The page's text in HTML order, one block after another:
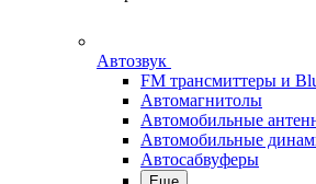
Автозвук
FM трансмиттеры и
Автомагнитолы
Автомобильные
Автомобильные
Автосабвуферы